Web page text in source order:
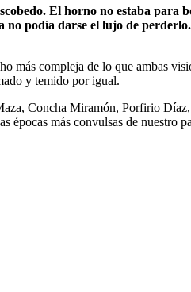
El horno no estaba para
no podía darse el lujo de
más compleja de lo que ambas
y temido por igual.
Concha Miramón, Porfirio
épocas más convulsas de nuestro